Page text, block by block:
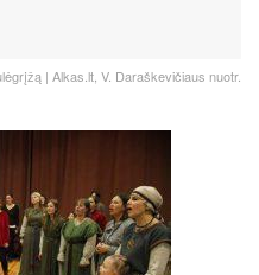
| Alkas.lt, V. Daraškevičiaus nuotr.